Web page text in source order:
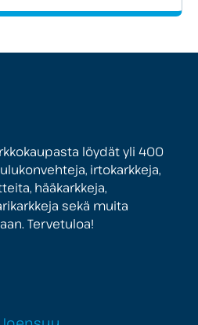
löydät yli 400
irtokarkkeja,
hääkarkkeja,
sekä muita
Tervetuloa!